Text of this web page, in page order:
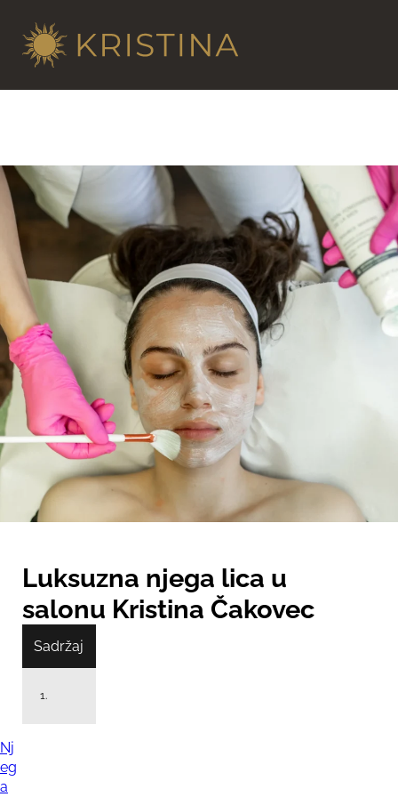
Luksuzna njega lica u
salonu Kristina Čakovec
Sadržaj
Nj
eg
a